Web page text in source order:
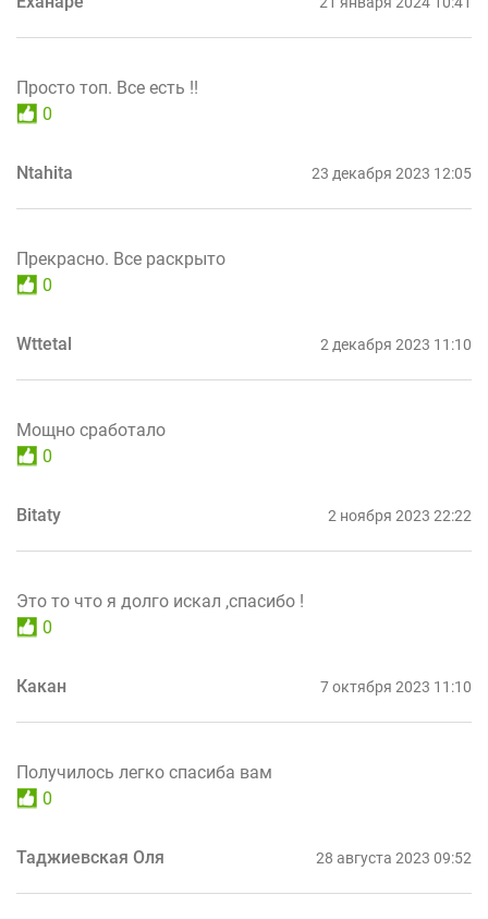
Просто топ. Все есть !!
0
Ntahita 23 декабря 2023 12:05
Прекрасно. Все раскрыто
0
Wttetal 2 декабря 2023 11:10
Мощно сработало
0
Bitaty 2 ноября 2023 22:22
Это то что я долго искал ,спасибо !
0
Какан 7 октября 2023 11:10
Получилось легко спасиба вам
0
Таджиевская Оля 28 августа 2023 09:52